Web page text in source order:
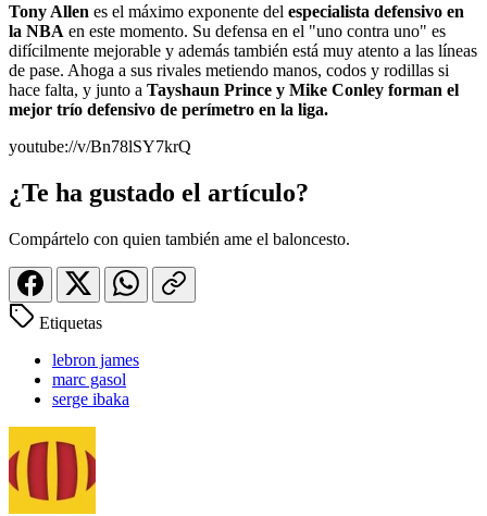
Tony Allen es el máximo exponente del especialista defensivo en
la NBA en este momento. Su defensa en el "uno contra uno" es
difícilmente mejorable y además también está muy atento a las líneas
de pase. Ahoga a sus rivales metiendo manos, codos y rodillas si
hace falta, y junto a Tayshaun Prince y Mike Conley forman el
mejor trío defensivo de perímetro en la liga.
youtube://v/Bn78lSY7krQ
¿Te ha gustado el artículo?
Compártelo con quien también ame el baloncesto.
Etiquetas
lebron james
marc gasol
serge ibaka